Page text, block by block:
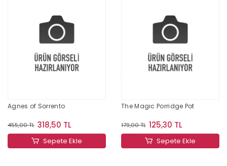
Agnes of Sorrento
455,00 TL 318,50 TL
Sepete Ekle
The Magic Porridge Pot
179,00 TL 125,30 TL
Sepete Ekle